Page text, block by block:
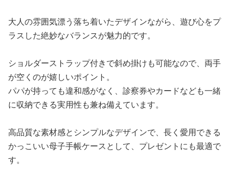
大人の雰囲気漂う落ち着いたデザインながら、遊び心をプ
ラスした絶妙なバランスが魅力的です。
ショルダーストラップ付きで斜め掛けも可能なので、両手
が空くのが嬉しいポイント。
パパが持っても違和感がなく、診察券やカードなども一緒
に収納できる実用性も兼ね備えています。
高品質な素材感とシンプルなデザインで、長く愛用できる
かっこいい母子手帳ケースとして、プレゼントにも最適で
す。